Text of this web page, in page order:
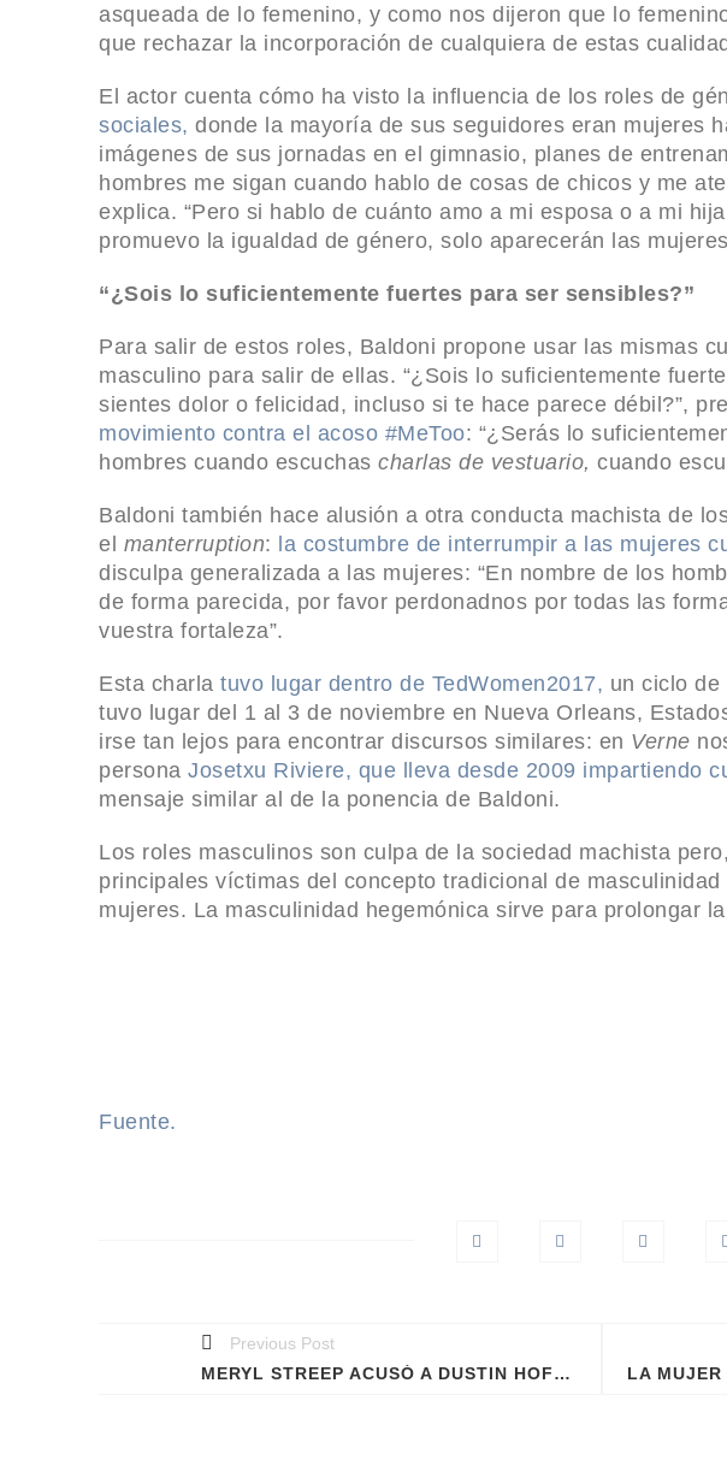
asqueada de lo femenino, y como nos dijeron que lo
que rechazar la incorporación de cualquiera de estas
El actor cuenta cómo ha visto la influencia de los roles de
sociales, donde la mayoría de sus seguidores eran mujeres
imágenes de sus jornadas en el gimnasio, planes de
hombres me sigan cuando hablo de cosas de chicos y me
explica. “Pero si hablo de cuánto amo a mi esposa o a mi
promuevo la igualdad de género, solo aparecerán las
“¿Sois lo suficientemente fuertes para ser sensibles?”
Para salir de estos roles, Baldoni propone usar las mismas
masculino para salir de ellas. “¿Sois lo suficientemente
sientes dolor o felicidad, incluso si te hace parece débil?”,
movimiento contra el acoso #MeToo: “¿Serás lo
hombres cuando escuchas charlas de vestuario, cuando
Baldoni también hace alusión a otra conducta machista de
el manterruption: la costumbre de interrumpir a las mujeres
disculpa generalizada a las mujeres: “En nombre de los
de forma parecida, por favor perdonadnos por todas las
vuestra fortaleza”.
Esta charla tuvo lugar dentro de TedWomen2017, un ciclo
tuvo lugar del 1 al 3 de noviembre en Nueva Orleans,
irse tan lejos para encontrar discursos similares: en Verne
persona Josetxu Riviere, que lleva desde 2009 impartiendo
mensaje similar al de la ponencia de Baldoni.
Los roles masculinos son culpa de la sociedad machista
principales víctimas del concepto tradicional de
mujeres. La masculinidad hegemónica sirve para prolongar
Fuente.
Previous Post
MERYL STREEP ACUSÓ A DUSTIN HOFFMAN EN 1979 DE MANOSEARLA